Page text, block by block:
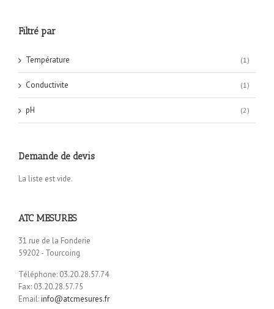
Filtré par
Température (1)
Conductivite (1)
pH (2)
Demande de devis
La liste est vide.
ATC MESURES
31 rue de la Fonderie
59202 - Tourcoing
Téléphone: 03.20.28.57.74
Fax: 03.20.28.57.75
Email:info@atcmesures.fr